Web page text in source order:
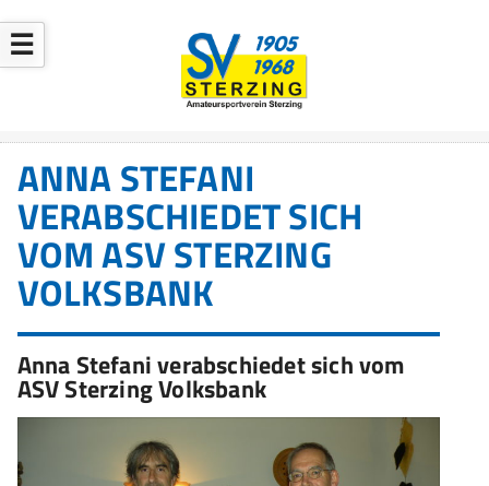
☰
ANNA STEFANI
VERABSCHIEDET SICH
VOM ASV STERZING
VOLKSBANK
Anna Stefani verabschiedet sich vom
ASV Sterzing Volksbank